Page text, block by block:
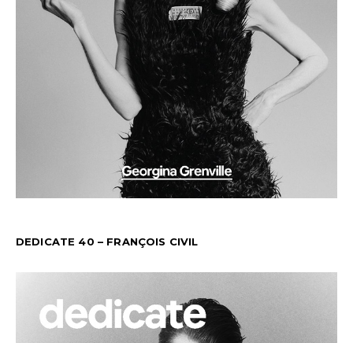
DEDICATE 40 – FRANÇOIS CIVIL